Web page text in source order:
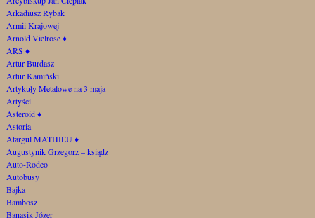
Arkadiusz Rybak
Armii Krajowej
Arnold Vielrose♦
ARS ♦
Artur Burdasz
Artur Kamiński
Artykuły Metalowe na 3 maja
Artyści
Asteroid♦
Astoria
Atargul MATHIEU♦
Augustynik Grzegorz – ksiądz
Auto-Rodeo
Autobusy
Bajka
Bambosz
Banasik Józer